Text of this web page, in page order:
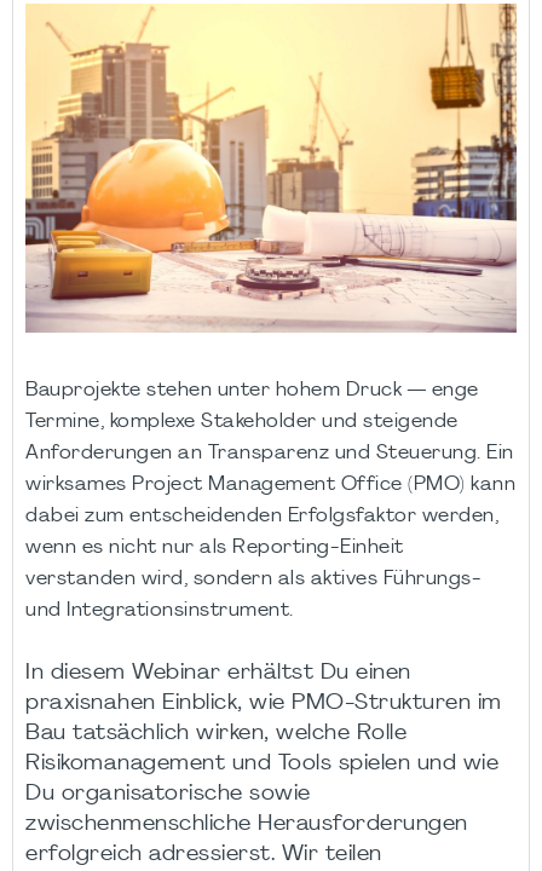
Bauprojekte stehen unter hohem Druck — enge
Termine, komplexe Stakeholder und steigende
Anforderungen an Transparenz und Steuerung. Ein
wirksames Project Management Office (PMO) kann
dabei zum entscheidenden Erfolgsfaktor werden,
wenn es nicht nur als Reporting-Einheit
verstanden wird, sondern als aktives Führungs-
und Integrationsinstrument.
In diesem Webinar erhältst Du einen
praxisnahen Einblick, wie PMO-Strukturen im
Bau tatsächlich wirken, welche Rolle
Risikomanagement und Tools spielen und wie
Du organisatorische sowie
zwischenmenschliche Herausforderungen
erfolgreich adressierst. Wir teilen